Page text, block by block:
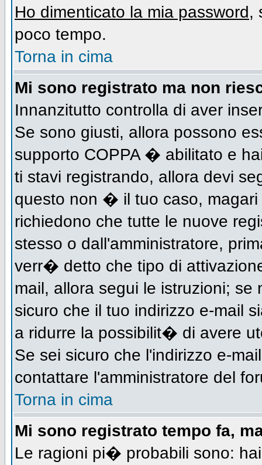
Ho dimenticato la mia password,
poco tempo.
Torna in cima
Mi sono registrato ma non
Innanzitutto controlla di aver
Se sono giusti, allora possono
supporto COPPA � abilitato e
ti stavi registrando, allora devi
questo non � il tuo caso,
richiedono che tutte le nuove
stesso o dall'amministratore,
verr� detto che tipo di
mail, allora segui le istruzioni;
sicuro che il tuo indirizzo e-mail
a ridurre la possibilit� di avere
Se sei sicuro che l'indirizzo e-
contattare l'amministratore del
Torna in cima
Mi sono registrato tempo fa,
Le ragioni pi� probabili sono: